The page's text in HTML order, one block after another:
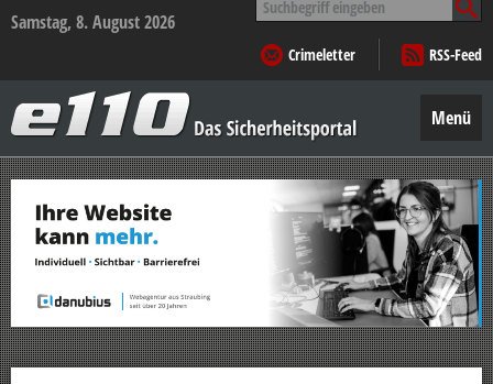
Samstag, 8. August 2026
nach:
Crimeletter
RSS-Feed
–
Das
Sicherheitsportal
Menü
Zum
Inhalt
springen